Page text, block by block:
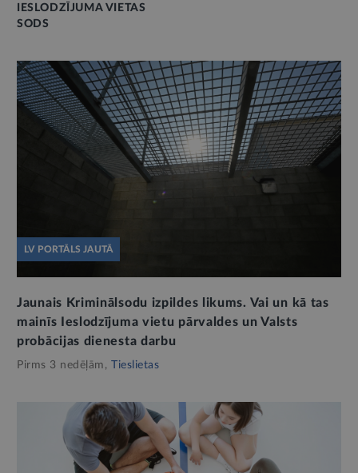
IESLODZĪJUMA VIETAS
SODS
LV PORTĀLS JAUTĀ
Jaunais Kriminālsodu izpildes likums. Vai un kā tas
mainīs Ieslodzījuma vietu pārvaldes un Valsts
probācijas dienesta darbu
Pirms 3 nedēļām, Tieslietas